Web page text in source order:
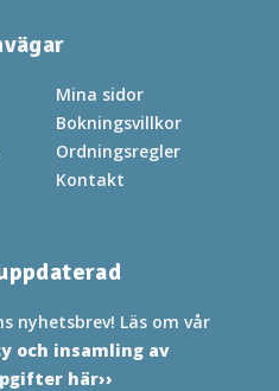
Mina sidor
Bokningsvillkor
Ordningsregler
Kontakt
nyhetsbrev! Läs om vår
och insamling av
här››